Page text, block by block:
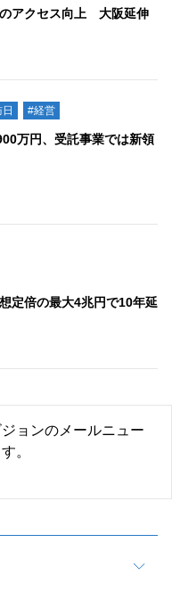
アクセス向上 大阪延伸
#経営
万円、受託事業では新領
定倍の最大4兆円で10年延
ョンのメールニュー
。